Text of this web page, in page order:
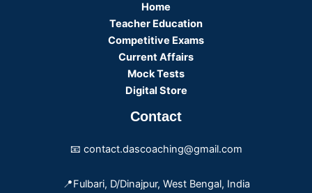
Home
Teacher Education
Competitive Exams
Current Affairs
Mock Tests
Digital Store
Contact
📧 contact.dascoaching@gmail.com
📍Fulbari, D/Dinajpur, West Bengal, India